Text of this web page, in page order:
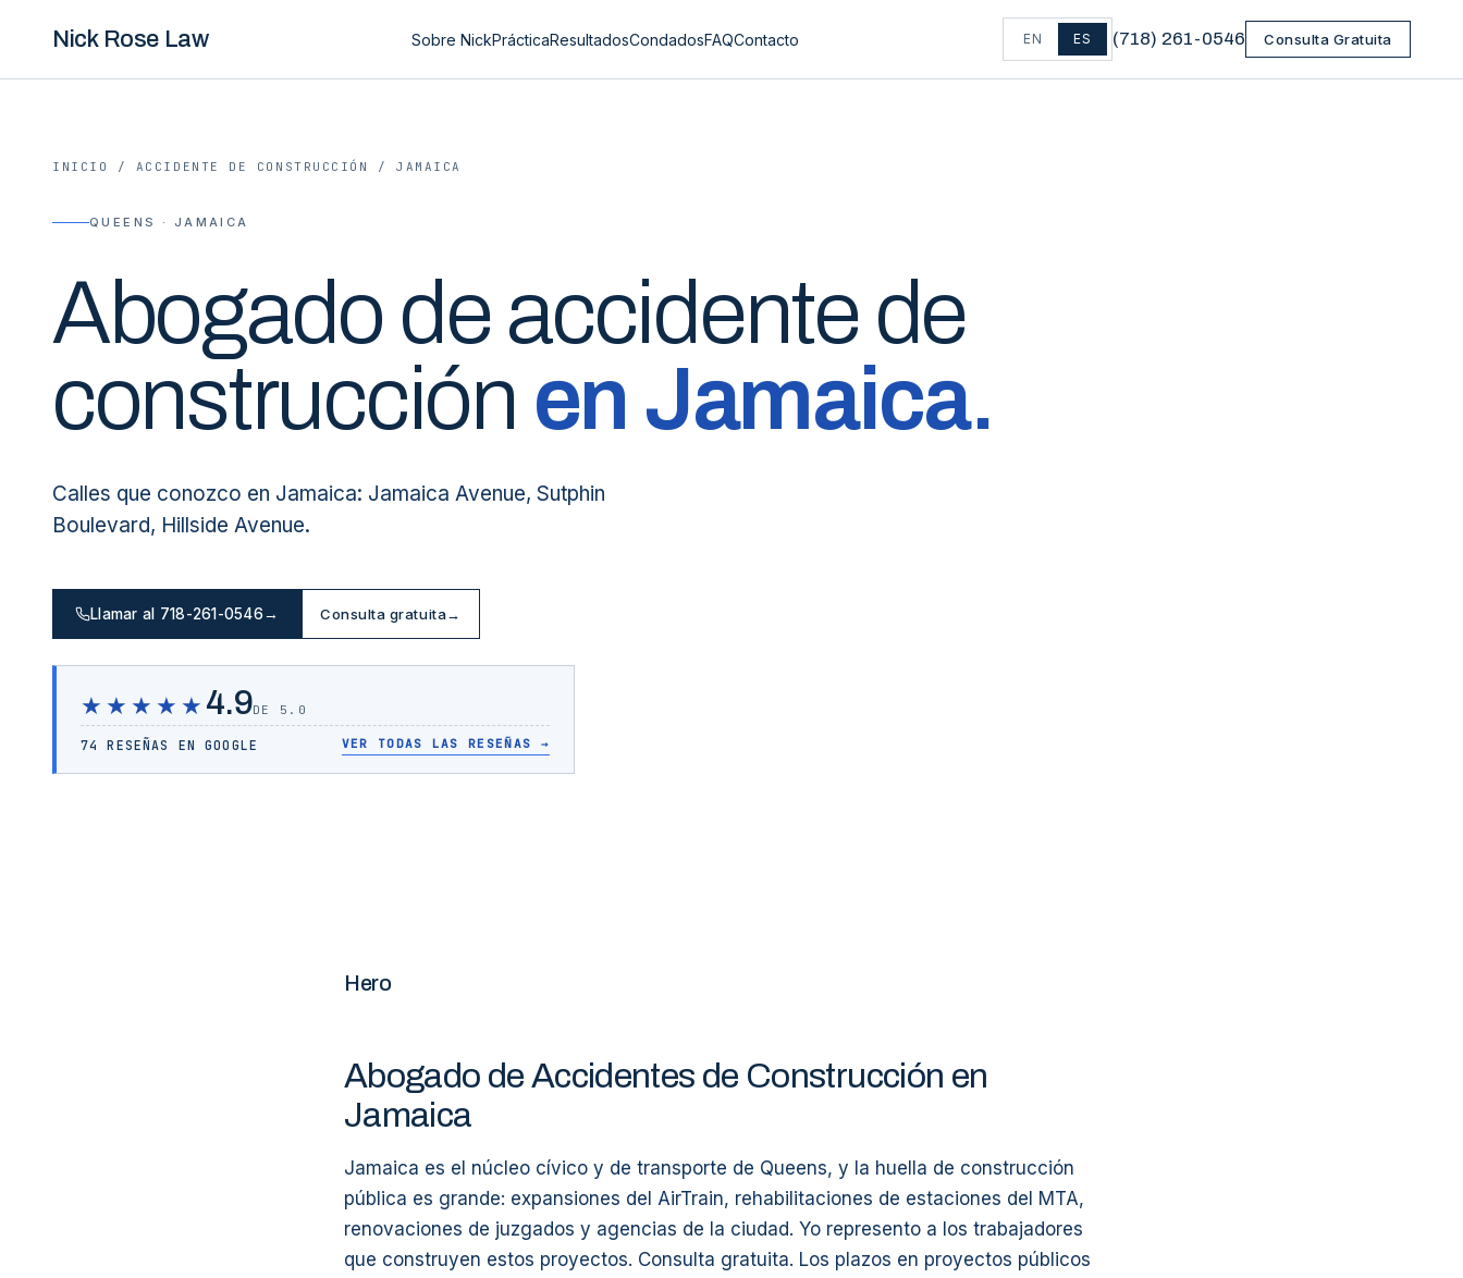
Nick Rose Law Sobre NickPrácticaResultadosCondadosFAQContacto EN ES (718) 261-0546 Consulta Gratuita
INICIO / ACCIDENTE DE CONSTRUCCIÓN / JAMAICA
QUEENS · JAMAICA
Abogado de accidente de
construcción en Jamaica.
Calles que conozco en Jamaica: Jamaica Avenue, Sutphin
Boulevard, Hillside Avenue.
Llamar al 718-261-0546→ Consulta gratuita→
★★★★★ 4.9DE 5.0
74 RESEÑAS EN GOOGLE VER TODAS LAS RESEÑAS →
Hero
Abogado de Accidentes de Construcción en
Jamaica
Jamaica es el núcleo cívico y de transporte de Queens, y la huella de construcción
pública es grande: expansiones del AirTrain, rehabilitaciones de estaciones del MTA,
renovaciones de juzgados y agencias de la ciudad. Yo represento a los trabajadores
que construyen estos proyectos. Consulta gratuita. Los plazos en proyectos públicos